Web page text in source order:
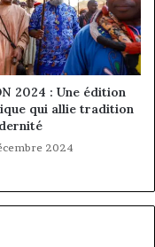
2024 : Une édition
qui allie tradition
2024